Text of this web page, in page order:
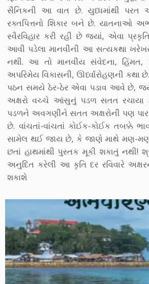
સૈનિકની આ વાત છે. યુધ્ધમાંથી પરત
રક્તપિત્તનો શિકાર બને છે. યાતનાઓ
સ્વૈરવિહાર કરી રહી છે જ્યાં, એવા
આવી પડેલા માનવીની આ સત્યકથા
નથી. આ તો માનવીય સંવેદના,
અપરિમેય વિકાસની, ઊર્ધ્વારોહણની કથા
પઠન સમયે ઠેર-ઠેર એવા પડાવ આવે છે,
અક્ષરો વચ્ચે આંસુનું પડળ સતત
પડળને અવગણીને સતત અક્ષરોની પણ પાર
છે. વાંચતાં-વાંચતાં કોઈક-કોઈક તબક્કે
સામેલ થઈ જાય છે, કે જાણે માથે મણ-
છતાં હાથમાંથી પુસ્તક મૂકી શકાતું નથી!
અનુદિત કરેલી આ કૃતિ દર રવિવારે
શકાશે